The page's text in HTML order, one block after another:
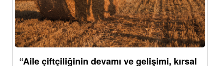
“Aile çiftçiliğinin devamı ve gelişimi, kırsal